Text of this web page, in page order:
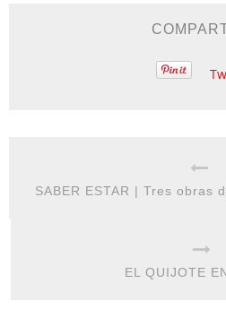
SABER ESTAR | Tres obras
EL QUIJOTE